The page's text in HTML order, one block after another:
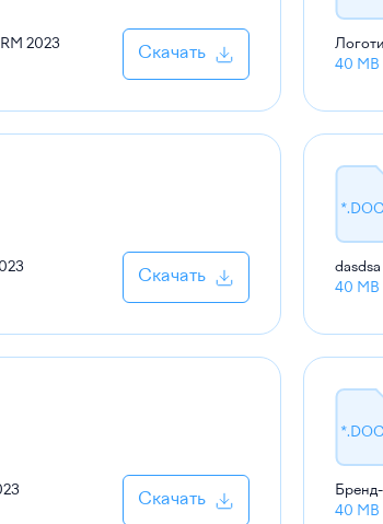
2023
Скачать
40 MB
Скачать
dasdsa
40 MB
Скачать
40 MB